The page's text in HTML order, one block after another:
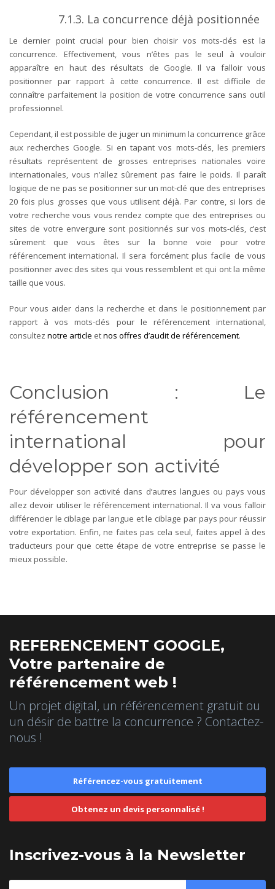
7.1.3. La concurrence déjà positionnée
Le dernier point crucial pour bien choisir vos mots-clés est la
concurrence. Effectivement, vous n’êtes pas le seul à vouloir
apparaître en haut des résultats de Google. Il va falloir vous
positionner par rapport à cette concurrence. Il est difficile de
connaître parfaitement la position de votre concurrence sans outil
professionnel.
Cependant, il est possible de juger un minimum la concurrence grâce
aux recherches Google. Si en tapant vos mots-clés, les premiers
résultats représentent de grosses entreprises nationales voire
internationales, vous n’allez sûrement pas faire le poids. Il paraît
logique de ne pas se positionner sur un mot-clé que des entreprises
20 fois plus grosses que vous utilisent déjà. Par contre, si lors de
votre recherche vous vous rendez compte que des entreprises ou
sites de votre envergure sont positionnés sur vos mots-clés, c’est
sûrement que vous êtes sur la bonne voie pour votre
référencement international. Il sera forcément plus facile de vous
positionner avec des sites qui vous ressemblent et qui ont la même
taille que vous.
Pour vous aider dans la recherche et dans le positionnement par
rapport à vos mots-clés pour le référencement international,
consultez notre article etnos offres d’audit de référencement.
Conclusion : Le
référencement
international pour
développer son activité
Pour développer son activité dans d’autres langues ou pays vous
allez devoir utiliser le référencement international. Il va vous falloir
différencier le ciblage par langue et le ciblage par pays pour réussir
votre exportation. Enfin, ne faites pas cela seul, faites appel à des
traducteurs pour que cette étape de votre entreprise se passe le
mieux possible.
REFERENCEMENT GOOGLE,
Votre partenaire de
référencement web !
Un projet digital, un référencement gratuit ou
un désir de battre la concurrence ? Contactez-
nous !
Référencez-vous gratuitement
Obtenez un devis personnalisé !
Inscrivez-vous à la Newsletter